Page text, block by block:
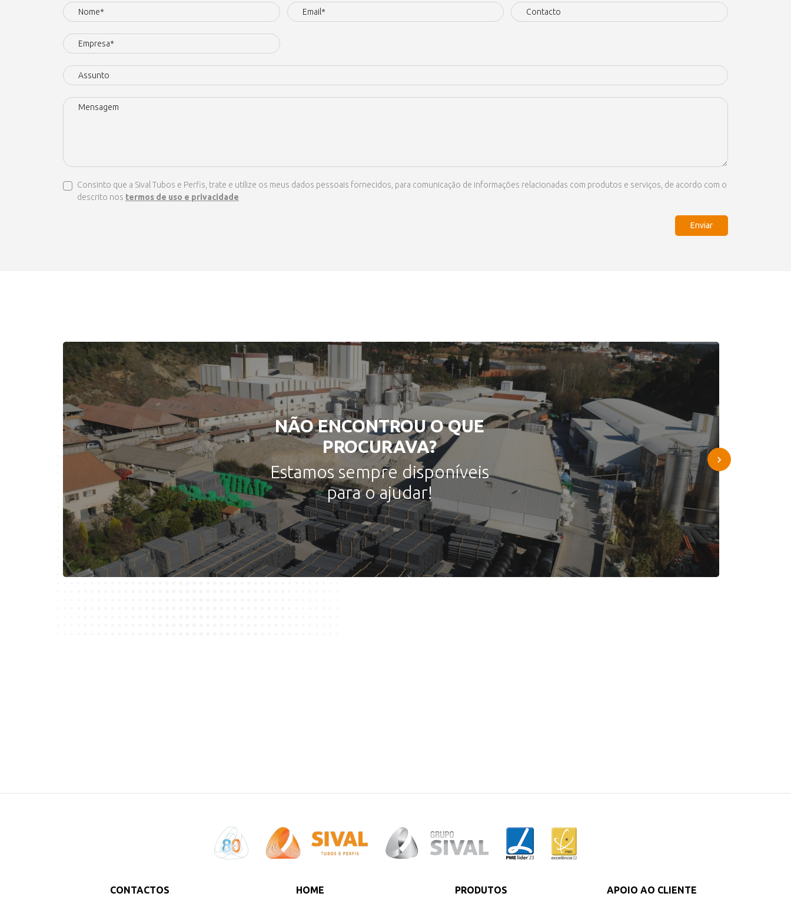
Consinto que a Sival Tubos e Perfis, trate e utilize os meus dados pessoais fornecidos, para comunicação de informações relacionadas com produtos e serviços, de acordo com o
descrito nos termos de uso e privacidade
Enviar
NÃO ENCONTROU O QUE
PROCURAVA?
Estamos sempre disponíveis
para o ajudar!
CONTACTOS HOME PRODUTOS APOIO AO CLIENTE